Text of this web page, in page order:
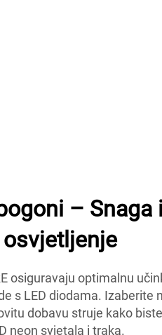
– Snaga
osiguravaju optimalnu
s LED diodama. Izaberite
dobavu struje kako
neon svjetala i traka.